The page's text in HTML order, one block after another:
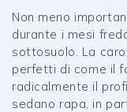
Non meno
durante i mesi
sottosuolo. La
perfetti di come il
radicalmente il
sedano rapa, in